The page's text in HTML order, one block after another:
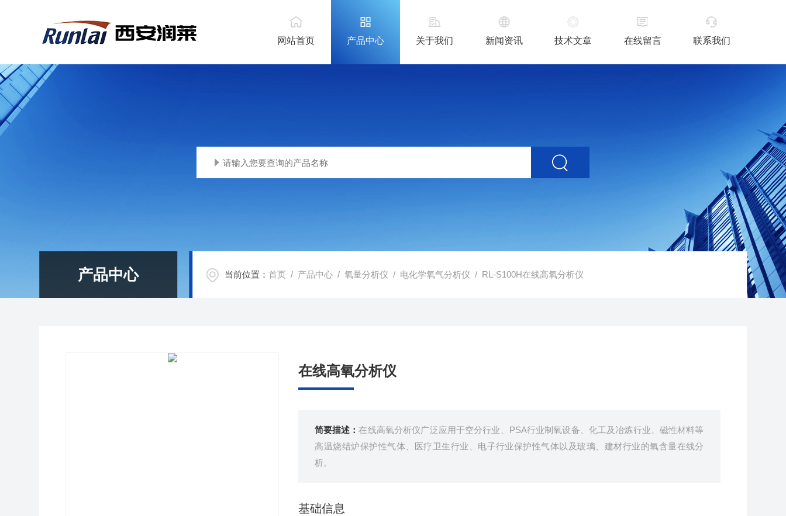
网站首页 产品中心 关于我们 新闻资讯 技术文章 在线留言 联系我们
产品中心 当前位置：首页 / 产品中心 /氧量分析仪 / 电化学氧气分析仪 / RL-S100H在线高氧分析仪
在线高氧分析仪
简要描述：在线高氧分析仪广泛应用于空分行业、PSA行业制氧设备、化工及冶炼行业、磁性材料等
高温烧结炉保护性气体、医疗卫生行业、电子行业保护性气体以及玻璃、建材行业的氧含量在线分
析。
基础信息